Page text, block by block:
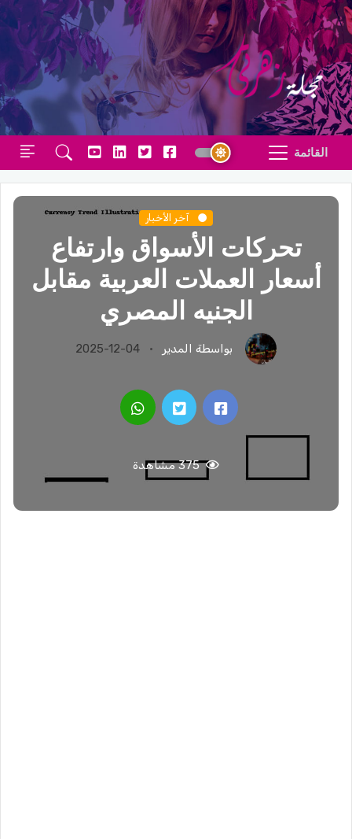
القائمة
آخر الأخبار
تحركات الأسواق وارتفاع
أسعار العملات العربية مقابل
الجنيه المصري
بواسطة المدير 2025-12-04
375 مشاهدة